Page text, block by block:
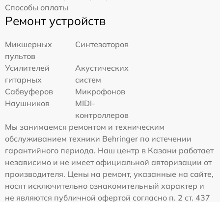
Способы оплаты
Ремонт устройств
Микшерных
пультов
Синтезаторов
Усилителей
гитарных
Акустических
систем
Сабвуферов
Микрофонов
Наушников
MIDI-
контроллеров
Мы занимаемся ремонтом и техническим
обслуживанием техники Behringer по истечении
гарантийного периода. Наш центр в Казани работает
независимо и не имеет официальной авторизации от
производителя. Цены на ремонт, указанные на сайте,
носят исключительно ознакомительный характер и
не являются публичной офертой согласно п. 2 ст. 437